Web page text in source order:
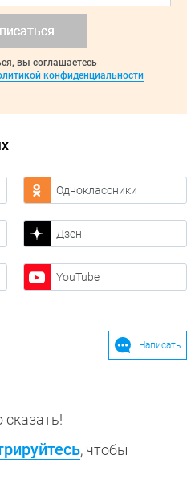
вы соглашаетесь
конфиденциальности
Одноклассники
Дзен
YouTube
Написать
, чтобы